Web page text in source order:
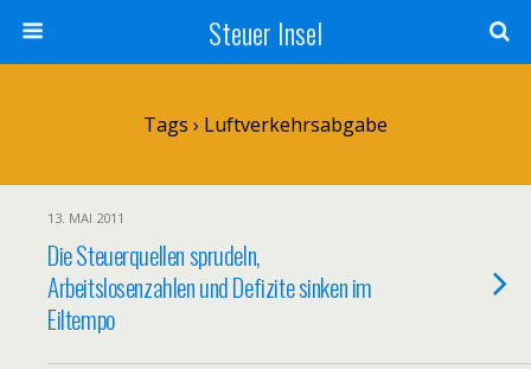
Steuer Insel
Tags › Luftverkehrsabgabe
13. MAI 2011
Die Steuerquellen sprudeln,
Arbeitslosenzahlen und Defizite sinken im
Eiltempo